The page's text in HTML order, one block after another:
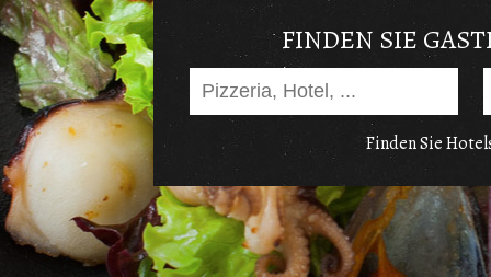
FINDEN SIE
Finden Sie